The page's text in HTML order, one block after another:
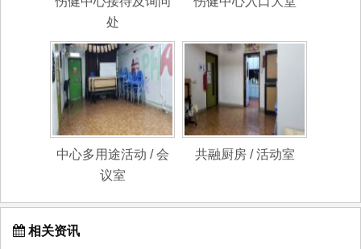
处
中心多用途活动 / 会
议室
共融厨房 / 活动室
相关资讯